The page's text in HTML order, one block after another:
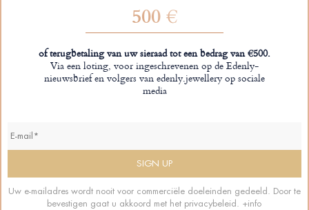
500 €
of terugbetaling van uw sieraad tot een bedrag van €500.
Via een loting, voor ingeschrevenen op de Edenly-
nieuwsbrief en volgers van edenly.jewellery op sociale
media
Uw e-mailadres wordt nooit voor commerciële doeleinden gedeeld. Door te
bevestigen gaat u akkoord met het privacybeleid. +info